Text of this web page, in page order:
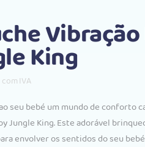
King
com IVA
seu bebé um mundo de conforto
Jungle King. Este adorável
envolver os sentidos do seu